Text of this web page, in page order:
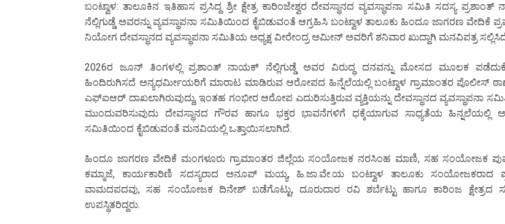
ಬಂಟ್ವಾಳ: ತಾಲೂಕಿನ ಇತಿಹಾಸ ಪ್ರಸಿದ್ದ ಶ್ರೀ ಕ್ಷೇತ್ರ ಕಾರಿಂಜೇಶ್ವರ ದೇವಸ್ಥಾನದ ವ್ಯವಸ್ಥಾಪನಾ ಸಮಿತಿ ಸದಸ್ಯ
ನೆಲ್ಲಿಗುಡ್ಡೆ ಅವರನ್ನು ವ್ಯವಸ್ಥಾಪನಾ ಸಮಿತಿಯಿಂದ ಕೈಬಿಡುವಂತೆ ಆಗ್ರಹಿಸಿ ಬಂಟ್ವಾಳ ತಾಲೂಕು ಹಿಂದೂ ಜಾಗರಣ ವೇದಿಕೆ
ನಿಯೋಗ ದೇವಸ್ಥಾನದ ವ್ಯವಸ್ಥಾಪನಾ ಸಮಿತಿಯ ಅಧ್ಯಕ್ಷ ವೀರೇಂದ್ರ ಅಮೀನ್ ಅವರಿಗೆ ಶನಿವಾರ ಖುದ್ದಾಗಿ ಮನವಿಪತ್ರ
2026ರ ಜೂನ್ ತಿಂಗಳಲ್ಲಿ ಪ್ರಶಾಂತ್ ನಾಯಕ್ ನೆಲ್ಲಿಗುಡ್ಡೆ ಅವರ ವಿರುದ್ಧ ದನವನ್ನು ಮೋಸದ ಮೂಲಕ
ಹಿಂದಿರುಗಿಸದೆ ಅನ್ಯಧರ್ಮೀಯರಿಗೆ ಮಾರಾಟ ಮಾಡಿರುವ ಆರೋಪದ ಹಿನ್ನೆಲೆಯಲ್ಲಿ ಬಂಟ್ವಾಳ ಗ್ರಾಮಾಂತರ ಪೊಲೀಸ್
ಎಫ್‌ಐಆರ್ ದಾಖಲಾಗಿರುವುದ್ದು, ಇಂತಹ ಗಂಭೀರ ಆರೋಪ ಎದುರಿಸುತ್ತಿರುವ ವ್ಯಕ್ತಿಯನ್ನು ದೇವಸ್ಥಾನದ ವ್ಯವಸ್ಥಾಪನಾ
ಮುಂದುವರಿಸುವುದು ದೇವಸ್ಥಾನದ ಗೌರವ ಹಾಗೂ ಭಕ್ತರ ಭಾವನೆಗಳಿಗೆ ಧಕ್ಕೆಯಾಗುವ ಸಾಧ್ಯತೆಯ ಹಿನ್ನಲೆಯಲ್ಲಿ
ಸಮಿತಿಯಿಂದ ಕೈಬಿಡುವಂತೆ ಮನವಿಯಲ್ಲಿ ಒತ್ತಾಯಿಸಲಾಗಿದೆ.
ಹಿಂದೂ ಜಾಗರಣ ವೇದಿಕೆ ಮಂಗಳೂರು ಗ್ರಾಮಾಂತರ ಜಿಲ್ಲೆಯ ಸಂಯೋಜಕ ನರಸಿಂಹ ಮಾಣಿ, ಸಹ ಸಂಯೋಜಕ
ಕಮ್ಮಾಜೆ, ಕಾರ್ಯಕಾರಿಣಿ ಸದಸ್ಯರಾದ ಅನೂಪ್ ಮಯ್ಯ, ಹಿ.ಜಾ.ವೇ.ಯ ಬಂಟ್ವಾಳ ತಾಲೂಕು ಸಂಯೋಜಕರಾದ
ವಾಮದಪದವು, ಸಹ ಸಂಯೋಜಕ ದಿನೇಶ್ ಬಡೆಗೊಟ್ಟು, ದೂರುದಾರ ರವಿ ಶರ್ಬೆಟ್ಟು ಹಾಗೂ ಕಾರಿಂಜ ಕ್ಷೇತ್ರದ
ಉಪಸ್ಥಿತರಿದ್ದರು.